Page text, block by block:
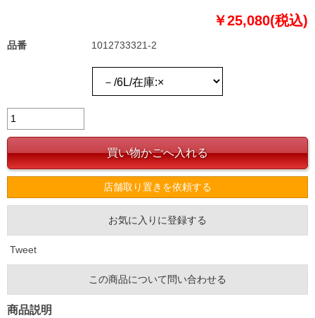
￥25,080(税込)
品番 1012733321-2
店舗取り置きを依頼する
お気に入りに登録する
Tweet
この商品について問い合わせる
商品説明